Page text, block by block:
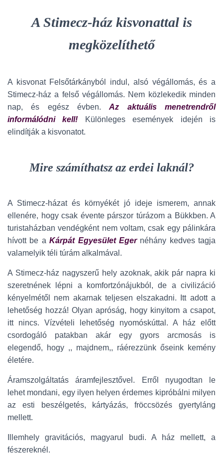
A Stimecz-ház kisvonattal is
megközelíthető
A kisvonat Felsőtárkányból indul, alsó végállomás, és a
Stimecz-ház a felső végállomás. Nem közlekedik minden
nap, és egész évben.Az aktuális menetrendről
informálódni kell! Különleges események idején is
elindítják a kisvonatot.
Mire számíthatsz az erdei laknál?
A Stimecz-házat és környékét jó ideje ismerem, annak
ellenére, hogy csak évente párszor túrázom a Bükkben. A
turistaházban vendégként nem voltam, csak egy pálinkára
hívott be aKárpát Egyesület Egernéhány kedves tagja
valamelyik téli túrám alkalmával.
A Stimecz-ház nagyszerű hely azoknak, akik pár napra ki
szeretnének lépni a komfortzónájukból, de a civilizáció
kényelmétől nem akarnak teljesen elszakadni. Itt adott a
lehetőség hozzá! Olyan apróság, hogy kinyitom a csapot,
itt nincs. Vízvételi lehetőség nyomóskúttal. A ház előtt
csordogáló patakban akár egy gyors arcmosás is
elegendő, hogy ,, majdnem,, ráérezzünk őseink kemény
életére.
Áramszolgáltatás áramfejlesztővel. Erről nyugodtan le
lehet mondani, egy ilyen helyen érdemes kipróbálni milyen
az esti beszélgetés, kártyázás, fröccsözés gyertyláng
mellett.
Illemhely gravitációs, magyarul budi. A ház mellett, a
fészereknél.